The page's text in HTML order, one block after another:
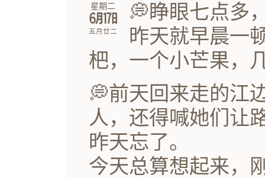
星期二
㋅㏰
五月廿二
💭睁眼七点多
昨天就早晨一
杷，一个小芒果，
💭前天回来走的江
人，还得喊她们让
昨天忘了。
今天总算想起来，